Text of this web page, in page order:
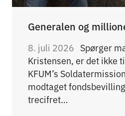
Generalen og
8. juli 2026 Spørger
Kristensen, er det ikke
KFUM’s
modtaget
trecifret…